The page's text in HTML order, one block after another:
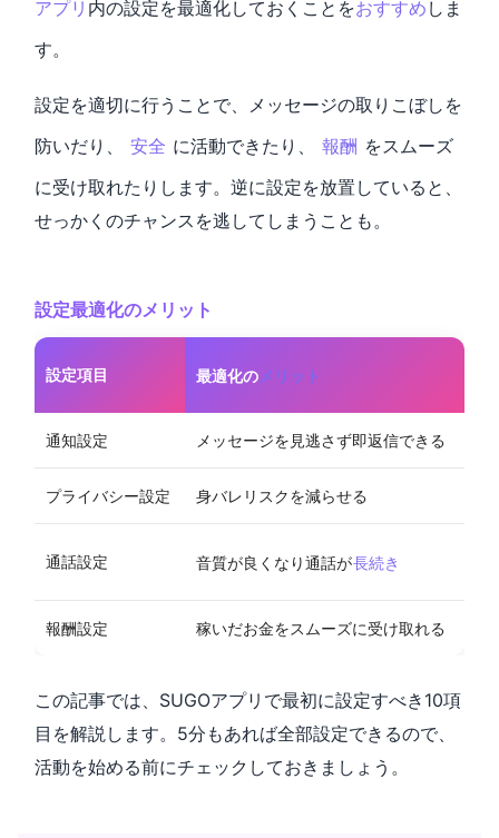
アプリ 内の設定を最適化しておくことをおすすめ しま
す。
設定を適切に行うことで、メッセージの取りこぼしを
防いだり、
安全 に活動できたり、 報酬 をスムーズ
に受け取れたりします。逆に設定を放置していると、
せっかくのチャンスを逃してしまうことも。
設定最適化のメリット
設定項目 最適化のメリット
通知設定 メッセージを見逃さず即返信できる
プライバシー設定 身バレリスクを減らせる
通話設定 音質が良くなり通話が長続き
報酬設定 稼いだお金をスムーズに受け取れる
この記事では、SUGOアプリで最初に設定すべき10項
目を解説します。5分もあれば全部設定できるので、
活動を始める前にチェックしておきましょう。